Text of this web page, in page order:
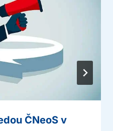
ČNeoS v